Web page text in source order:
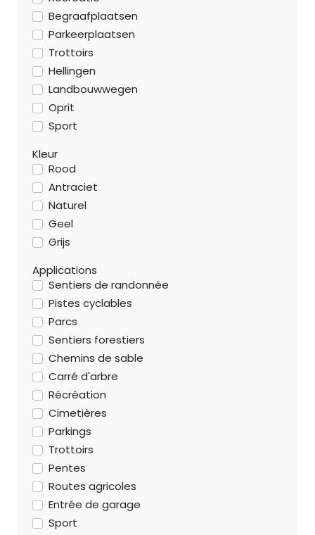
Begraafplaatsen
Parkeerplaatsen
Trottoirs
Hellingen
Landbouwwegen
Oprit
Sport
Kleur
Rood
Antraciet
Naturel
Geel
Grijs
Applications
Sentiers de randonnée
Pistes cyclables
Parcs
Sentiers forestiers
Chemins de sable
Carré d'arbre
Récréation
Cimetières
Parkings
Trottoirs
Pentes
Routes agricoles
Entrée de garage
Sport